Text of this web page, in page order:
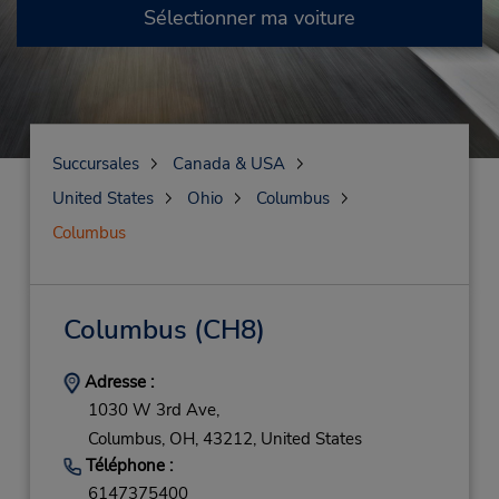
Sélectionner ma voiture
Succursales
Canada & USA
United States
Ohio
Columbus
Columbus
Columbus (CH8)
Adresse :
1030 W 3rd Ave,
Columbus, OH, 43212, United States
Téléphone :
6147375400